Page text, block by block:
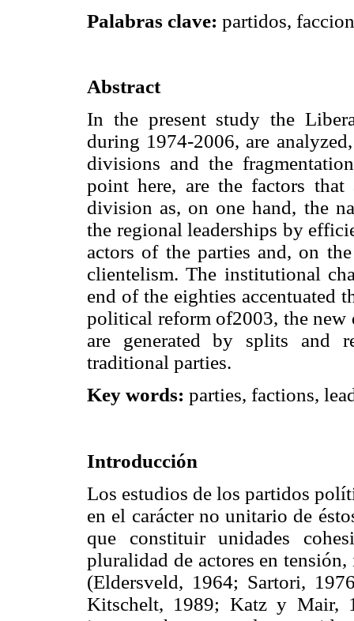
Palabras clave: partidos,
Abstract
In the present study the
during 1974-2006, are
divisions and the
point here, are the factors
division as, on one hand, the
the regional leaderships by
actors of the parties and, on
clientelism. The institutional
end of the eighties accentuated
political reform of2003, the new
are generated by splits and
traditional parties.
Key words: parties, factions,
Introducción
Los estudios de los partidos
en el carácter no unitario de
que constituir unidades
pluralidad de actores en
(Eldersveld, 1964; Sartori,
Kitschelt, 1989; Katz y Mair,